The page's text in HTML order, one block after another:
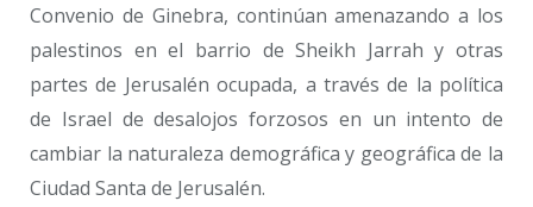
Convenio de Ginebra, continúan amenazando a los
palestinos en el barrio de Sheikh Jarrah y otras
partes de Jerusalén ocupada, a través de la política
de Israel de desalojos forzosos en un intento de
cambiar la naturaleza demográfica y geográfica de la
Ciudad Santa de Jerusalén.